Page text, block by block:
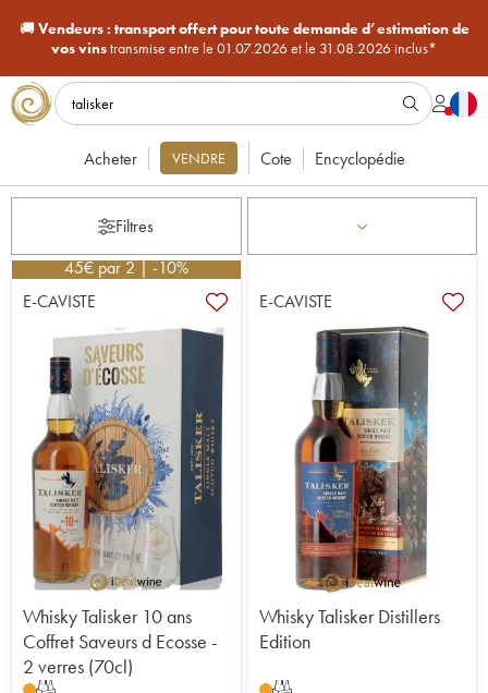
🚚Vendeurs : transport offert pour toute demande d’estimation de
vos vinstransmise entre le 01.07.2026 et le 31.08.2026 inclus*
Acheter VENDRE Cote Encyclopédie
Filtres
45€par 2 | -10%
E-CAVISTE
Whisky Talisker 10 ans
Coffret Saveurs d Ecosse -
2 verres (70cl)
E-CAVISTE
Whisky Talisker Distillers
Edition